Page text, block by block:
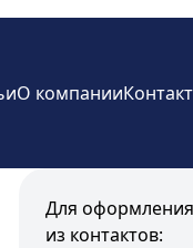
О компании
Для оформления
из контактов: